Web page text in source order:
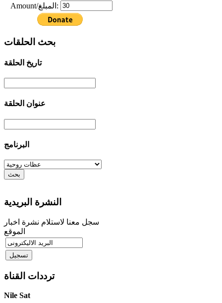
Amount/المبلغ:
بحث الحلقات
تاريخ الحلقة
عنوان الحلقة
البرنامج
النشرة البريدية
سجل معنا لاستلام نشرة اخبار
الموقع
ترددات القناة
Nile Sat